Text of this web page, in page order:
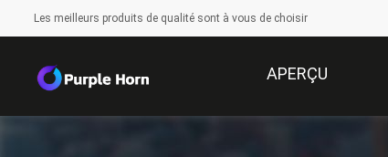
Les meilleurs produits de qualité sont à vous de choisir
APERÇU